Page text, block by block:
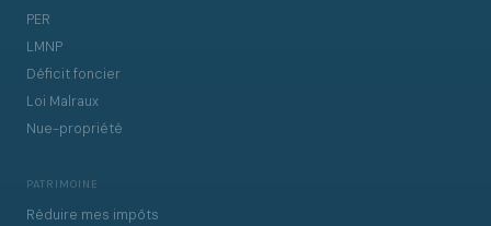
PER
LMNP
Déficit foncier
Loi Malraux
Nue-propriété
PATRIMOINE
Réduire mes impôts